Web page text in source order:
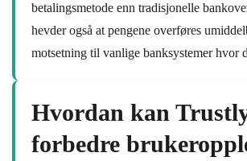
betalingsmetode enn tradisjonelle
hevder også at pengene overføres
motsetning til vanlige banksystemer hvor
Hvordan kan
forbedre